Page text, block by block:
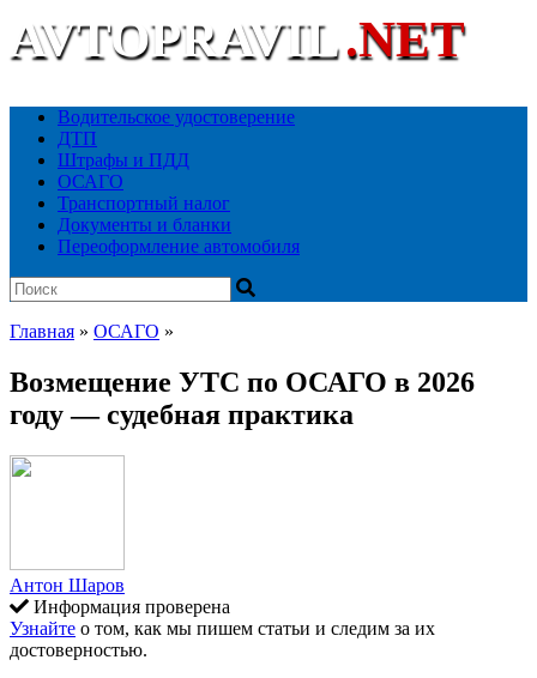
AVTOPRAVIL.NET
Водительское удостоверение
ДТП
Штрафы и ПДД
ОСАГО
Транспортный налог
Документы и бланки
Переоформление автомобиля
Главная » ОСАГО »
Возмещение УТС по ОСАГО в 2026
году — судебная практика
Антон Шаров
Информация проверена
Узнайте о том, как мы пишем статьи и следим за их
достоверностью.